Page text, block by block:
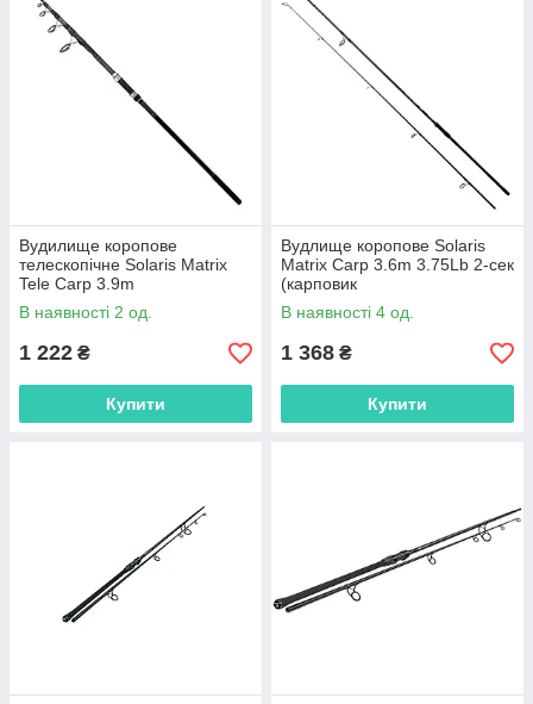
Вудилище коропове
телескопічне Solaris Matrix
Tele Carp 3.9m
3.5Lb,30.44.81039
В наявності 2 од.
1 222 ₴
Купити
Вудлище коропове Solaris
Matrix Carp 3.6m 3.75Lb 2-сек
(карповик
професійний).,30.44.83036
В наявності 4 од.
1 368 ₴
Купити